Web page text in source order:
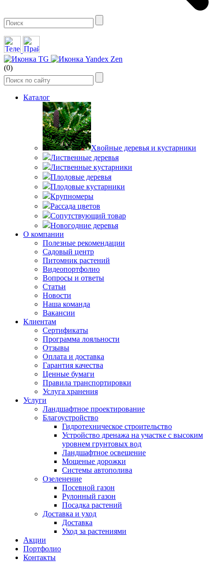
(0)
Каталог
Хвойные деревья и кустарники
Лиственные деревья
Лиственные кустарники
Плодовые деревья
Плодовые кустарники
Крупномеры
Рассада цветов
Сопутствующий товар
Новогодние деревья
О компании
Полезные рекомендации
Садовый центр
Питомник растений
Видеопортфолио
Вопросы и ответы
Статьи
Новости
Наша команда
Вакансии
Клиентам
Сертификаты
Программа лояльности
Отзывы
Оплата и доставка
Гарантия качества
Ценные бумаги
Правила транспортировки
Услуга хранения
Услуги
Ландшафтное проектирование
Благоустройство
Гидротехническое строительство
Устройство дренажа на участке с высоким
уровнем грунтовых вод
Ландшафтное освещение
Мощеные дорожки
Системы автополива
Озеленение
Посевной газон
Рулонный газон
Посадка растений
Доставка и уход
Доставка
Уход за растениями
Акции
Портфолио
Контакты